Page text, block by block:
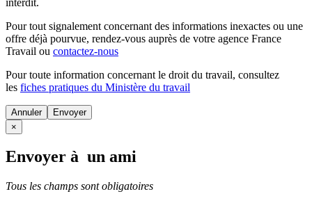
Pour tout signalement concernant des informations inexactes ou une
offre déjà pourvue, rendez-vous auprès de votre agence France
Travail ou contactez-nous
Pour toute information concernant le droit du travail, consultez
les fiches pratiques du Ministère du travail
Annuler
×
Envoyer à un ami
Tous les champs sont obligatoires